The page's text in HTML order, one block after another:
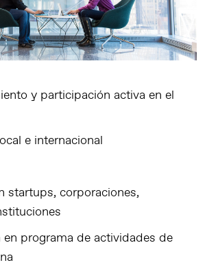
y participación activa en el
e internacional
startups, corporaciones,
en programa de actividades de